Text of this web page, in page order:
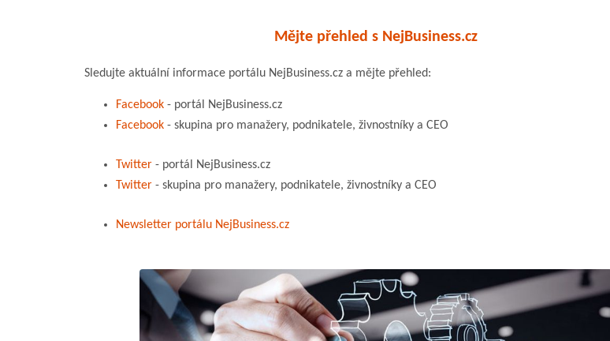
Mějte přehled s NejBusiness.cz
Sledujte aktuální informace portálu NejBusiness.cz a mějte přehled:
Facebook - portál NejBusiness.cz
Facebook - skupina pro manažery, podnikatele, živnostníky a CEO
Twitter - portál NejBusiness.cz
Twitter - skupina pro manažery, podnikatele, živnostníky a CEO
Newsletter portálu NejBusiness.cz